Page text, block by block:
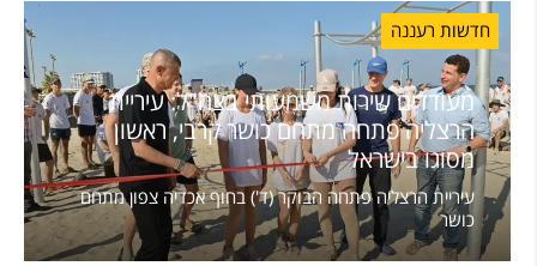
חדשות רעננה
מעודדים שירות משמעותי בצה"ל: עיריית
הרצליה פתחה מתחם כושר קרבי, ראשון
מסוגו בישראל
עיריית הרצליה פתחה הבוקר (ד') בחוף אכדיה צפון מתחם
כושר